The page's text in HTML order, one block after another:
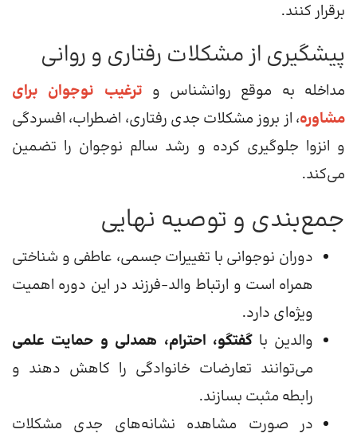
برقرار کنند.
پیشگیری از مشکلات رفتاری و روانی
مداخله به موقع روانشناس و ترغیب نوجوان برای
مشاوره، از بروز مشکلات جدی رفتاری، اضطراب، افسردگی
و انزوا جلوگیری کرده و رشد سالم نوجوان را تضمین
می‌کند.
جمع‌بندی و توصیه نهایی
دوران نوجوانی با تغییرات جسمی، عاطفی و شناختی
همراه است و ارتباط والد-فرزند در این دوره اهمیت
ویژه‌ای دارد.
والدین باگفتگو، احترام، همدلی و حمایت علمی
می‌توانند تعارضات خانوادگی را کاهش دهند و
رابطه مثبت بسازند.
در صورت مشاهده نشانه‌های جدی مشکلات